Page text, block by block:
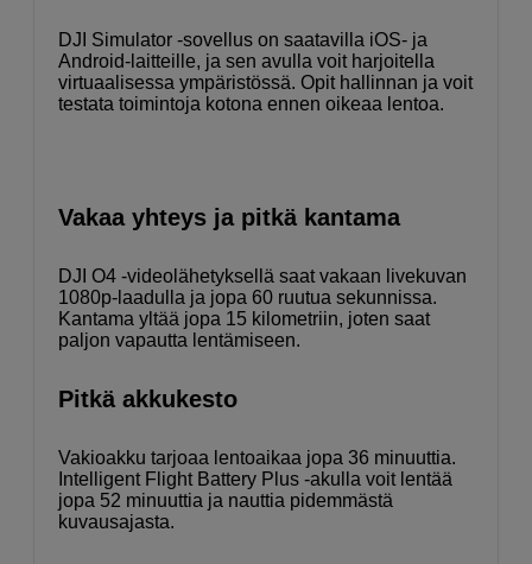
DJI Simulator -sovellus on saatavilla iOS- ja
Android-laitteille, ja sen avulla voit harjoitella
virtuaalisessa ympäristössä. Opit hallinnan ja voit
testata toimintoja kotona ennen oikeaa lentoa.
Vakaa yhteys ja pitkä kantama
DJI O4 -videolähetyksellä saat vakaan livekuvan
1080p-laadulla ja jopa 60 ruutua sekunnissa.
Kantama yltää jopa 15 kilometriin, joten saat
paljon vapautta lentämiseen.
Pitkä akkukesto
Vakioakku tarjoaa lentoaikaa jopa 36 minuuttia.
Intelligent Flight Battery Plus -akulla voit lentää
jopa 52 minuuttia ja nauttia pidemmästä
kuvausajasta.